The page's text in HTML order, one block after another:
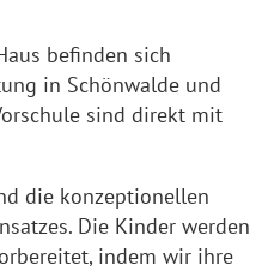
befinden sich
in Schönwalde und
sind direkt mit
die konzeptionellen
Die Kinder werden
indem wir ihre